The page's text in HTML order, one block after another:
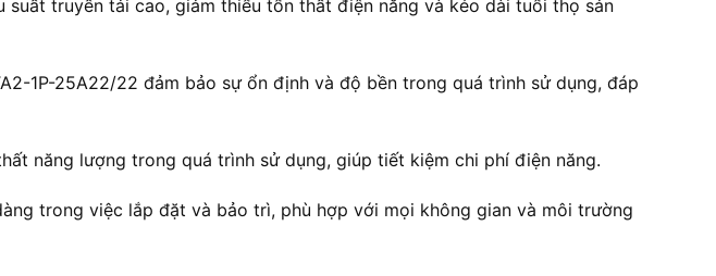
truyền tải cao, giảm thiểu tổn thất điện năng và kéo dài tuổi thọ sản
1P-25A22/22 đảm bảo sự ổn định và độ bền trong quá trình sử dụng, đáp
năng lượng trong quá trình sử dụng, giúp tiết kiệm chi phí điện năng.
trong việc lắp đặt và bảo trì, phù hợp với mọi không gian và môi trường